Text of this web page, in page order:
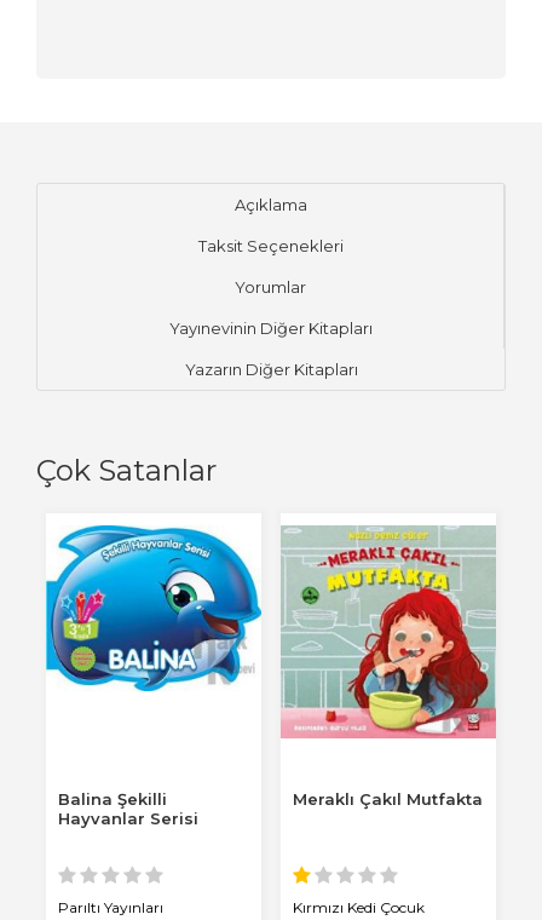
Açıklama
Taksit Seçenekleri
Yorumlar
Yayınevinin Diğer Kitapları
Yazarın Diğer Kitapları
Çok Satanlar
Balina Şekilli
Hayvanlar Serisi
Parıltı Yayınları
Meraklı Çakıl Mutfakta
Kırmızı Kedi Çocuk